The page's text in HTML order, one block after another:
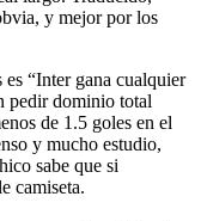
y mejor por los
es “Inter gana cualquier
pedir dominio total
de 1.5 goles en el
y mucho estudio,
sabe que si
camiseta.